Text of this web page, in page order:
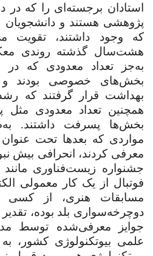
استادان برجسته‌ای را که در
پژوهشی هستند و دانشجویان
که وجود داشتند، تقویت
هشت‌سال گذشته روندی
به‌جز تعداد معدودی که در
بخش‌های خصوصی بودند و
بهداشت قرار گرفتند که
همچنین تعداد معدودی مثل
بخش‌ها پسرفت داشتند.
مواردی که بعدها تحت
معرفی کردند، انحرافی بیش
جشنواره زیست‌فناوری
فوتبال از یک کار معمولی
مسابقات هنری، از
دوچرخه‌سواری بلد بوده، تقدیر
جوایز معرفی‌شده توسط
علمی بیوتکنولوژی کشور،